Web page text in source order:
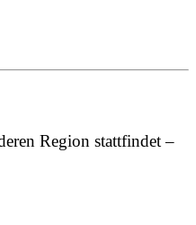
Region stattfindet –